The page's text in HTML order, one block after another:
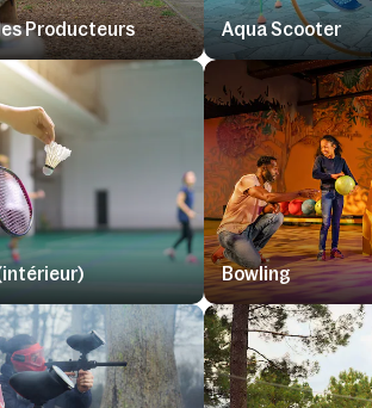
Producteurs Aqua Scooter
Bowling